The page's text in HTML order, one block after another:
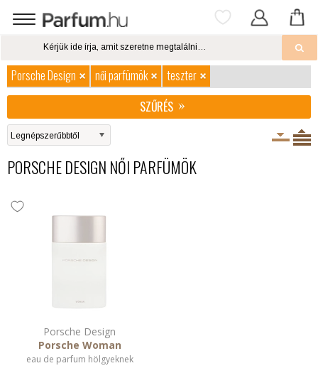
Porsche Design női parfümök
teszter
SZŰRÉS
PORSCHE DESIGN NŐI PARFÜMÖK
Porsche Design
Porsche Woman
eau de parfum hölgyeknek